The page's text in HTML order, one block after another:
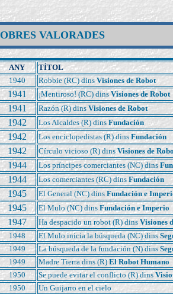
OBRES VALORADES
ANY
TÍTOL
1940
Robbie (RC) dins Visiones de Robot
1941 ¡Mentiroso! (RC) dinsVisiones de Robot
1941 Razón (R) dins Visiones de Robot
1942 Los Alcaldes(R) dins Fundación
1942 Los enciclopedistas(R) dins Fundación
1942 Círculo vicioso (R) dinsVisiones de
1944 Los príncipes comerciantes (NC) dins
1944 Los comerciantes (RC) dins Fundación
1945 El General (NC) dins Fundación e
1945 El Mulo (NC) dins Fundación e Imperio
1947 Ha despacido un robot (R) dins Visiones
1948
El Mulo inicia la búsqueda (NC) dins
1949
La búsqueda de la fundación (N) dins
1949
Madre Tierra dins (R) El Robot Humano
1950
Se puede evitar el conflicto (R) dins
1950
Un Guijarro en el cielo